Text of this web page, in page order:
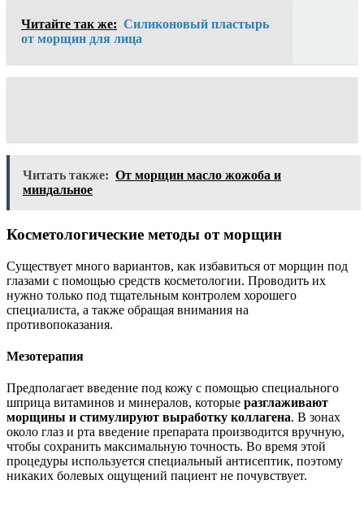
Читайте так же: Силиконовый пластырь
от морщин для лица
Читать также: От морщин масло жожоба и
миндальное
Косметологические методы от морщин
Существует много вариантов, как избавиться от морщин под
глазами с помощью средств косметологии. Проводить их
нужно только под тщательным контролем хорошего
специалиста, а также обращая внимания на
противопоказания.
Мезотерапия
Предполагает введение под кожу с помощью специального
шприца витаминов и минералов, которые разглаживают
морщины и стимулируют выработку коллагена. В зонах
около глаз и рта введение препарата производится вручную,
чтобы сохранить максимальную точность. Во время этой
процедуры используется специальный антисептик, поэтому
никаких болевых ощущений пациент не почувствует.